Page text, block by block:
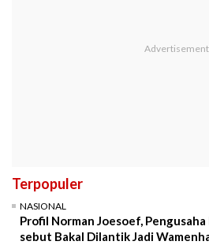
Terpopuler
NASIONAL
Profil Norman Joesoef,
sebut Bakal Dilantik Jadi